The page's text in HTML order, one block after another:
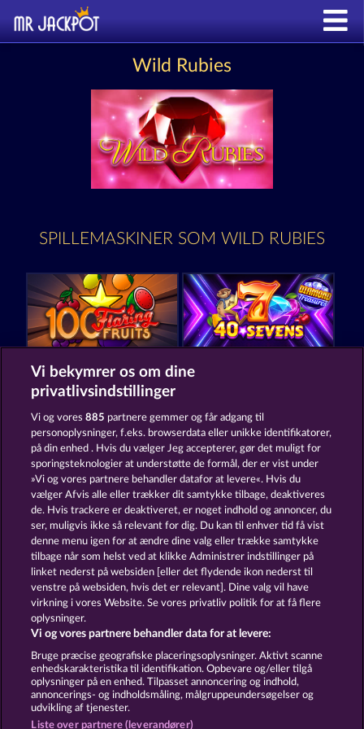
Wild Rubies
SPILLEMASKINER SOM WILD RUBIES
100 Flaring Fruits 40 Sevens Diamond Treasures
Back to the Fruits Fruit Love
Vilkår og betingelser
Fortroligheds- og cookie-politik Kontakt
Indsend anmodning om tilbagetrækning
Vi bekymrer os om dine
privatlivsindstillinger
Vi og vores885 partnere gemmer og får adgang til
personoplysninger, f.eks. browserdata eller unikke identifikatorer,
på din enhed . Hvis du vælger Jeg accepterer, gør det muligt for
sporingsteknologier at understøtte de formål, der er vist under
»Vi og vores partnere behandler datafor at levere«. Hvis du
vælger Afvis alle eller trækker dit samtykke tilbage, deaktiveres
de. Hvis trackere er deaktiveret, er noget indhold og annoncer, du
ser, muligvis ikke så relevant for dig. Du kan til enhver tid få vist
denne menu igen for at ændre dine valg eller trække samtykke
tilbage når som helst ved at klikke Administrer indstillinger på
linket nederst på websiden [eller det flydende ikon nederst til
venstre på websiden, hvis det er relevant]. Dine valg vil have
virkning i vores Website. Se vores privatliv politik for at få flere
oplysninger.
Vi og vores partnere behandler data for at levere:
Bruge præcise geografiske placeringsoplysninger. Aktivt scanne
enhedskarakteristika til identifikation. Opbevare og/eller tilgå
oplysninger på en enhed. Tilpasset annoncering og indhold,
annoncerings- og indholdsmåling, målgruppeundersøgelser og
udvikling af tjenester.
Liste over partnere (leverandører)